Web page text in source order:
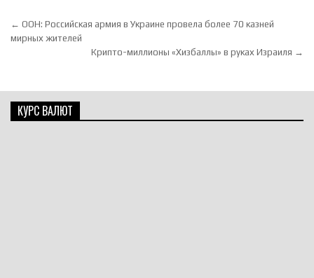
Навигация по записям
← ООН: Российская армия в Украине провела более 70 казней
мирных жителей
Крипто-миллионы «Хизбаллы» в руках Израиля →
КУРС ВАЛЮТ